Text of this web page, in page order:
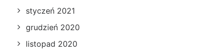
styczeń 2021
grudzień 2020
listopad 2020